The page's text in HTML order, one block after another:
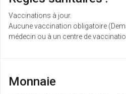
Vaccinations à jour.
Aucune vaccination obligatoire
médecin ou à un centre de
Monnaie